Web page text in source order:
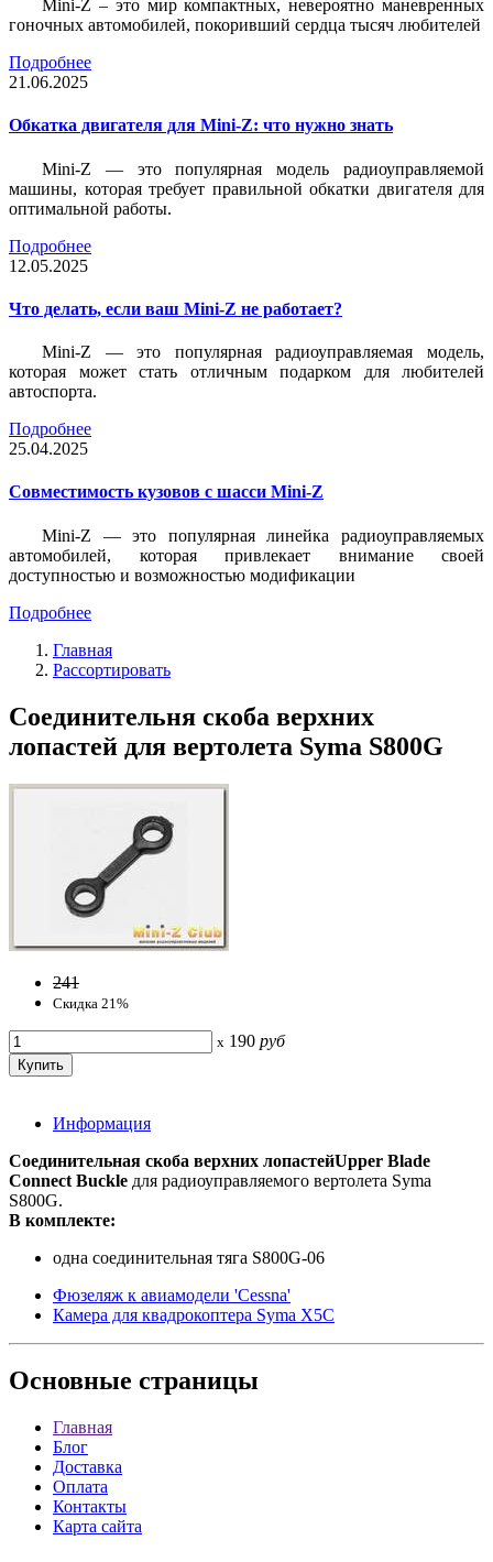
Mini-Z – это мир компактных, невероятно маневренных
гоночных автомобилей, покоривший сердца тысяч любителей
Подробнее
21.06.2025
Обкатка двигателя для Mini-Z: что нужно знать
Mini-Z — это популярная модель радиоуправляемой
машины, которая требует правильной обкатки двигателя для
оптимальной работы.
Подробнее
12.05.2025
Что делать, если ваш Mini-Z не работает?
Mini-Z — это популярная радиоуправляемая модель,
которая может стать отличным подарком для любителей
автоспорта.
Подробнее
25.04.2025
Совместимость кузовов с шасси Mini-Z
Mini-Z — это популярная линейка радиоуправляемых
автомобилей, которая привлекает внимание своей
доступностью и возможностью модификации
Подробнее
Главная
Рассортировать
Соединительня скоба верхних
лопастей для вертолета Syma S800G
241
Скидка 21%
x 190 руб
Информация
Соединительная скоба верхних лопастейUpper Blade
Connect Buckle для радиоуправляемого вертолета Syma
S800G.
В комплекте:
одна соединительная тяга S800G-06
Фюзеляж к авиамодели 'Cessna'
Камера для квадрокоптера Syma X5C
Основные страницы
Главная
Блог
Доставка
Оплата
Контакты
Карта сайта